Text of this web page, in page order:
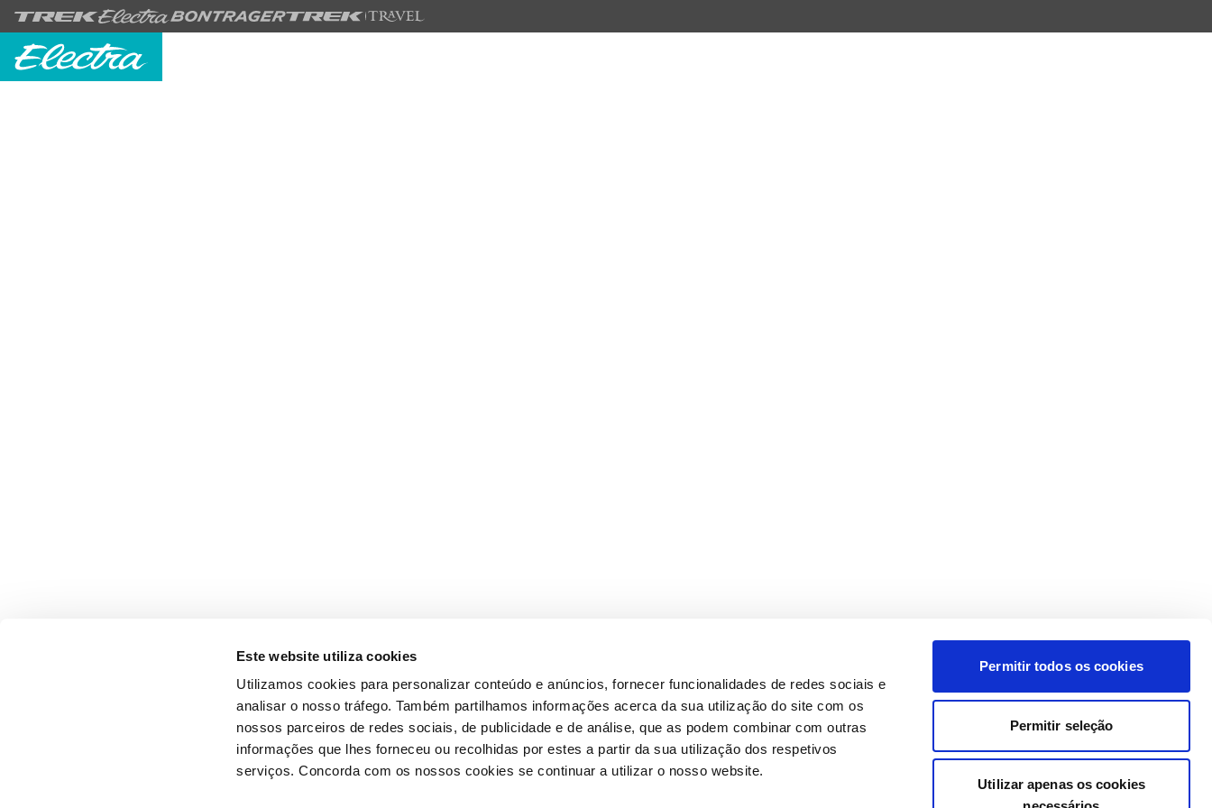
Este website utiliza cookies
Utilizamos cookies para personalizar conteúdo e anúncios, fornecer funcionalidades de redes sociais e
analisar o nosso tráfego. Também partilhamos informações acerca da sua utilização do site com os
nossos parceiros de redes sociais, de publicidade e de análise, que as podem combinar com outras
informações que lhes forneceu ou recolhidas por estes a partir da sua utilização dos respetivos
serviços. Concorda com os nossos cookies se continuar a utilizar o nosso website.
Permitir todos os cookies
Permitir seleção
Utilizar apenas os cookies